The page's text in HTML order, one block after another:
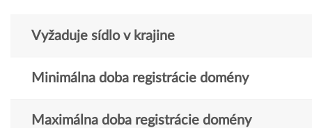
Vyžaduje sídlo v krajine
Minimálna doba registrácie domény
Maximálna doba registrácie domény